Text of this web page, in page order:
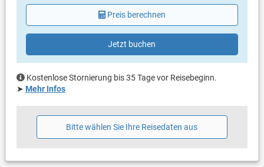
Preis berechnen
Jetzt buchen
Kostenlose Stornierung bis 35 Tage vor Reisebeginn.
➤ Mehr Infos
Bitte wählen Sie Ihre Reisedaten aus